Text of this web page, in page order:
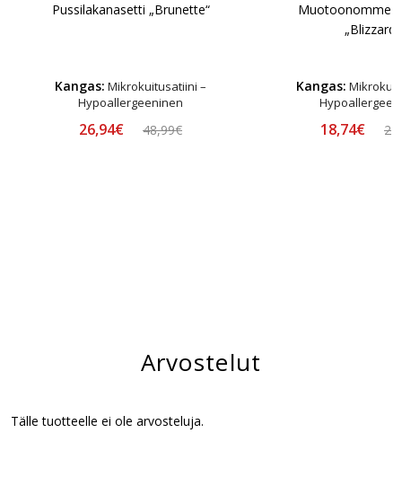
Pussilakanasetti „Brunette“
Kangas: Mikrokuitusatiini –
Hypoallergeeninen
26,94€ 48,99€
„Blizzard“
Kangas:
18,74€
Arvostelut
Tälle tuotteelle ei ole arvosteluja.